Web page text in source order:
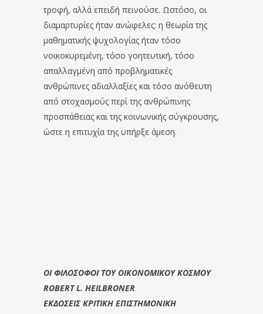
τροφή, αλλά επειδή πεινούσε. Ωστόσο, οι
διαμαρτυρίες ήταν ανώφελες: η θεωρία της
μαθηματικής ψυχολογίας ήταν τόσο
νοικοκυρεμένη, τόσο γοητευτική, τόσο
απαλλαγμένη από προβληματικές
ανθρώπινες αδιαλλαξίες και τόσο ανόθευτη
από στοχασμούς περί της ανθρώπινης
προσπάθειας και της κοινωνικής σύγκρουσης,
ώστε η επιτυχία της υπήρξε άμεση.
ΟΙ ΦΙΛΟΣΟΦΟΙ ΤΟΥ ΟΙΚΟΝΟΜΙΚΟΥ ΚΟΣΜΟΥ
ROBERT L. HEILBRONER
ΕΚΔΟΣΕΙΣ ΚΡΙΤΙΚΗ ΕΠΙΣΤΗΜΟΝΙΚΗ